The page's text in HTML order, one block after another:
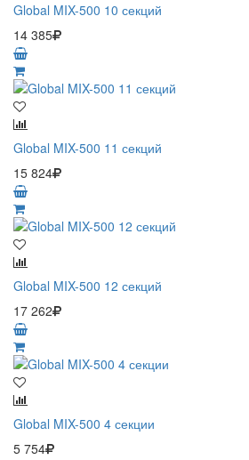
Global MIX-500 10 секций
14 385
Global MIX-500 11 секций
15 824
Global MIX-500 12 секций
17 262
Global MIX-500 4 секции
5 754